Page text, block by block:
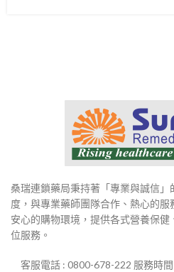
桑瑞連鎖藥局秉持著「專業與誠信
度，與專業藥師團隊合作、熱心的
安心的購物環境，提供各式營養保
位服務。
客服電話 : 0800-678-222 服務時